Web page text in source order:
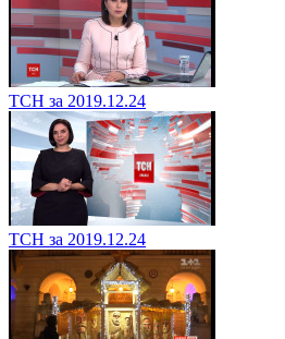
ТСН за 2019.12.24
ТСН за 2019.12.24